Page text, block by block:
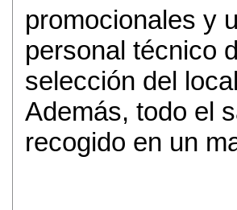
promocionales y
personal técnico
selección del
Además, todo el
recogido en un